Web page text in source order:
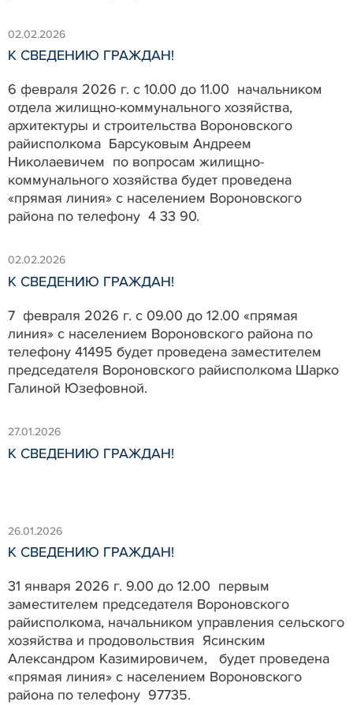
02.02.2026
К СВЕДЕНИЮ ГРАЖДАН!
6 февраля 2026 г. с 10.00 до 11.00 начальником
отдела жилищно-коммунального хозяйства,
архитектуры и строительства Вороновского
райисполкома Барсуковым Андреем
Николаевичем по вопросам жилищно-
коммунального хозяйства будет проведена
«прямая линия» с населением Вороновского
района по телефону 4 33 90.
02.02.2026
К СВЕДЕНИЮ ГРАЖДАН!
7 февраля 2026 г. с 09.00 до 12.00 «прямая
линия» с населением Вороновского района по
телефону 41495 будет проведена заместителем
председателя Вороновского райисполкома Шарко
Галиной Юзефовной.
27.01.2026
К СВЕДЕНИЮ ГРАЖДАН!
26.01.2026
К СВЕДЕНИЮ ГРАЖДАН!
31 января 2026 г. 9.00 до 12.00 первым
заместителем председателя Вороновского
райисполкома, начальником управления сельского
хозяйства и продовольствия Ясинским
Александром Казимировичем, будет проведена
«прямая линия» с населением Вороновского
района по телефону 97735.